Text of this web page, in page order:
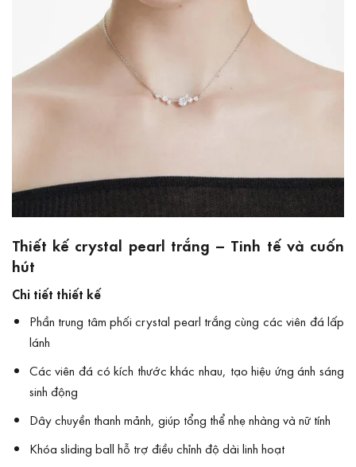
Thiết kế crystal pearl trắng – Tinh tế và cuốn
hút
Chi tiết thiết kế
Phần trung tâm phối crystal pearl trắng cùng các viên đá lấp
lánh
Các viên đá có kích thước khác nhau, tạo hiệu ứng ánh sáng
sinh động
Dây chuyền thanh mảnh, giúp tổng thể nhẹ nhàng và nữ tính
Khóa sliding ball hỗ trợ điều chỉnh độ dài linh hoạt